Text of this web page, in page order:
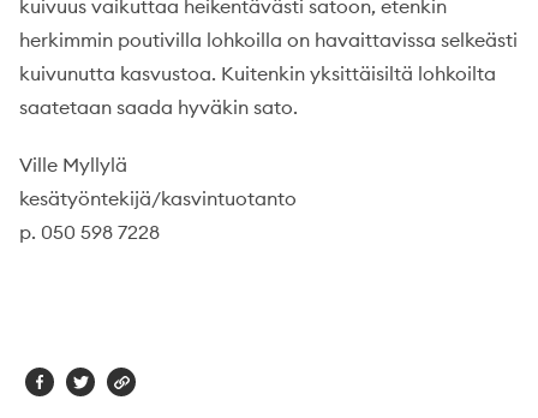
kuivuus vaikuttaa heikentävästi satoon, etenkin
herkimmin poutivilla lohkoilla on havaittavissa selkeästi
kuivunutta kasvustoa. Kuitenkin yksittäisiltä lohkoilta
saatetaan saada hyväkin sato.
Ville Myllylä
kesätyöntekijä/kasvintuotanto
p. 050 598 7228